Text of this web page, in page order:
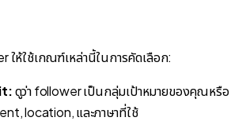
ให้ใช้เกณฑ์เหล่านี้ในการคัดเลือก:
ดูว่า follower เป็นกลุ่มเป้าหมายของคุณหรือ
location, และภาษาที่ใช้